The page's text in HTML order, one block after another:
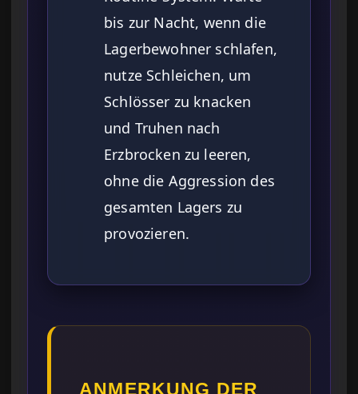
bis zur Nacht, wenn die
Lagerbewohner schlafen,
nutze Schleichen, um
Schlösser zu knacken
und Truhen nach
Erzbrocken zu leeren,
ohne die Aggression des
gesamten Lagers zu
provozieren.
ANMERKUNG DER